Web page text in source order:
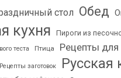
стол Обед
кухня Пироги из
теста Птица
Рецепты для
Рецепты заготовок Русская